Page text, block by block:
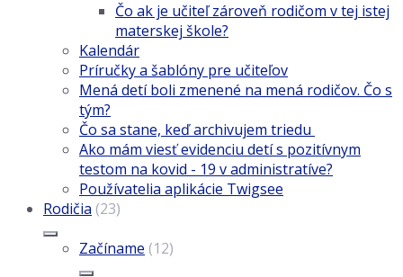
Čo ak je učiteľ zároveň rodičom v tej istej
materskej škole?
Kalendár
Príručky a šablóny pre učiteľov
Mená detí boli zmenené na mená rodičov. Čo s
tým?
Čo sa stane, keď archivujem triedu
Ako mám viesť evidenciu detí s pozitívnym
testom na kovid - 19 v administratíve?
Používatelia aplikácie Twigsee
Rodičia (23)
Začíname (12)